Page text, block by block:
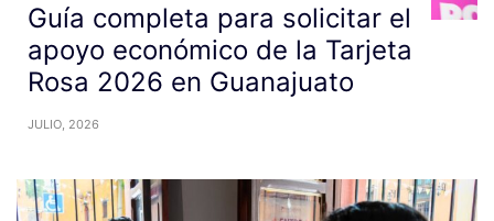
Guía completa para solicitar el
apoyo económico de la Tarjeta
Rosa 2026 en Guanajuato
JULIO, 2026